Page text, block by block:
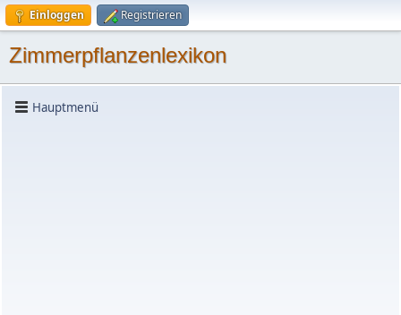
Einloggen Registrieren
Zimmerpflanzenlexikon
Hauptmenü